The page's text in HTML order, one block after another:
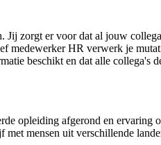
zorgt er voor dat al jouw
HR verwerk je
beschikt en dat alle collega's
opleiding afgerond en ervaring
mensen uit verschillende